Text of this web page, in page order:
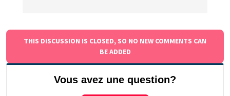
THIS DISCUSSION IS CLOSED, SO NO NEW COMMENTS CAN
BE ADDED
Vous avez une question?